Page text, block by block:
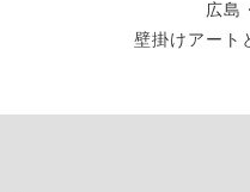
広島
壁掛けアート